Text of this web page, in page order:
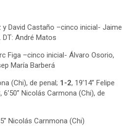
y David Castaño –cinco inicial- Jaime
DT: André Matos
Figa –cinco inicial- Álvaro Osorio,
María Barberá
(Chi), de penal; 1-2, 19’14” Felipe
, 6’50” Nicolás Carmona (Chi), de
Nicolás Carnmona (Chi)